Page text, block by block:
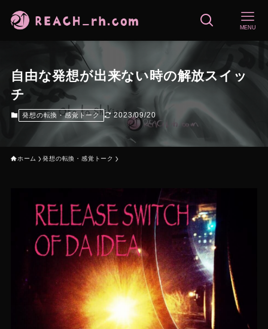
MENU
自由な発想が出来ない時の解放スイッ
チ
発想の転換・感覚トーク 2023/09/20
ホーム 発想の転換・感覚トーク